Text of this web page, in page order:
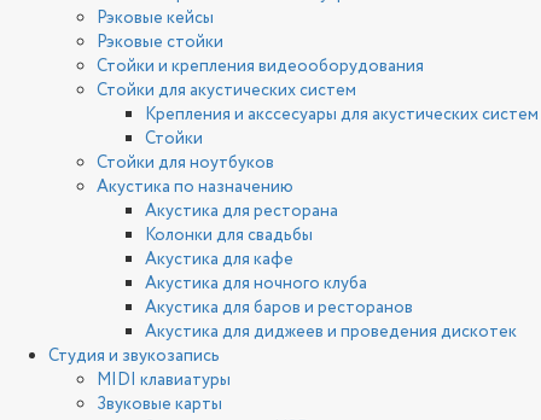
Рэковые кейсы
Рэковые стойки
Стойки и крепления видеооборудования
Стойки для акустических систем
Крепления и акссесуары для акустических систем
Стойки
Стойки для ноутбуков
Акустика по назначению
Акустика для ресторана
Колонки для свадьбы
Акустика для кафе
Акустика для ночного клуба
Акустика для баров и ресторанов
Акустика для диджеев и проведения дискотек
Студия и звукозапись
MIDI клавиатуры
Звуковые карты